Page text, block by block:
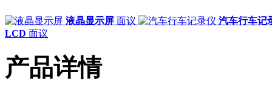
液晶显示屏 面议
汽车行车记
LCD 面议
产品详情